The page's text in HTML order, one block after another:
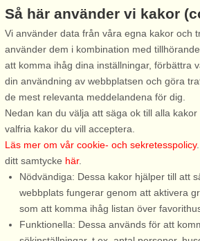
Stugnr: 56791
Glommen
8 personer, 180 m²
600 m till sjö/hav:.
På ett av Hallandskustens allra
bästa lägen ligger detta
nyproducerade, vackra och
moderna hus med
promenadavstånd till den fina
badstranden. Ett helfräscht hus
med härliga ljusa ytor och
kvalitet i alla ...
från 14.177 SEK
4
600
Ett
Så här använder vi kakor
Vi använder data från våra egna kakor och
använder dem i kombination med
att komma ihåg dina inställningar, förbättra
din användning av webbplatsen och göra
de mest relevanta meddelandena för dig.
Nedan kan du välja att säga ok till alla
valfria kakor du vill acceptera.
Läs mer om vår cookie- och sekretesspolicy
ditt samtycke här.
Nödvändiga: Dessa kakor hjälper till att
webbplats fungerar genom att aktivera
som att komma ihåg listan över
Funktionella: Dessa används för att